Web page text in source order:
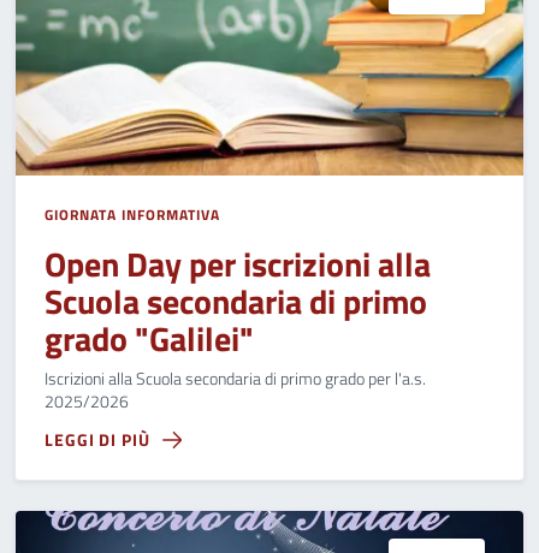
GIORNATA INFORMATIVA
Open Day per iscrizioni alla
Scuola secondaria di primo
grado "Galilei"
Iscrizioni alla Scuola secondaria di primo grado per l'a.s.
2025/2026
LEGGI DI PIÙ